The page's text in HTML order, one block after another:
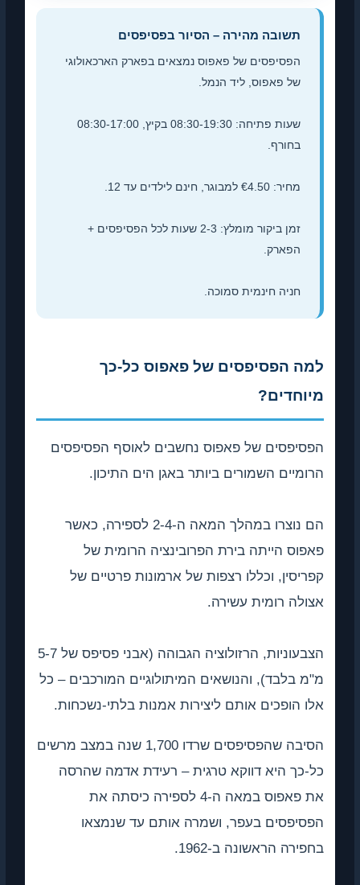
תשובה מהירה – הסיור בפסיפסים
הפסיפסים של פאפוס נמצאים בפארק הארכאולוגי
של פאפוס, ליד הנמל.
שעות פתיחה: 08:30-19:30 בקיץ, 08:30-17:00
בחורף.
מחיר: €4.50 למבוגר, חינם לילדים עד 12.
זמן ביקור מומלץ: 2-3 שעות לכל הפסיפסים +
הפארק.
חניה חינמית סמוכה.
למה הפסיפסים של פאפוס כל-כך
מיוחדים?
הפסיפסים של פאפוס נחשבים לאוסף הפסיפסים
הרומיים השמורים ביותר באגן הים התיכון.
הם נוצרו במהלך המאה ה-2-4 לספירה, כאשר
פאפוס הייתה בירת הפרובינציה הרומית של
קפריסין, וכללו רצפות של ארמונות פרטיים של
אצולה רומית עשירה.
הצבעוניות, הרזולוציה הגבוהה (אבני פסיפס של 5-7
מ"מ בלבד), והנושאים המיתולוגיים המורכבים – כל
אלו הופכים אותם ליצירות אמנות בלתי-נשכחות.
הסיבה שהפסיפסים שרדו 1,700 שנה במצב מרשים
כל-כך היא דווקא טרגית – רעידת אדמה שהרסה
את פאפוס במאה ה-4 לספירה כיסתה את
הפסיפסים בעפר, ושמרה אותם עד שנמצאו
בחפירה הראשונה ב-1962.